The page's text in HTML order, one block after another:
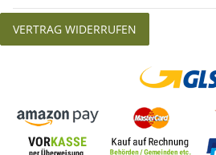
VERTRAG WIDERRUFEN